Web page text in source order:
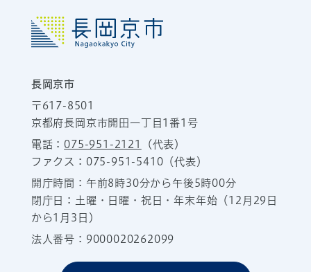
長岡京市
〒617-8501
京都府長岡京市開田一丁目1番1号
電話：075-951-2121
（代表）
ファクス：075-951-5410（代表）
開庁時間：午前8時30分から午後5時00分
閉庁日：土曜・日曜・祝日・年末年始（12月29日
から1月3日）
法人番号：9000020262099